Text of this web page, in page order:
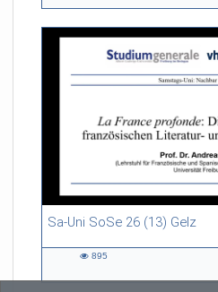
Sa-Uni SoSe 26 (13) Gelz
55:13 duration
895